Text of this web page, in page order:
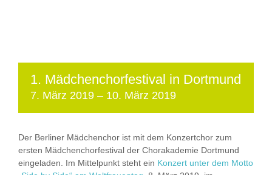
1. Mädchenchorfestival in Dortmund
7. März 2019 – 10. März 2019
Der Berliner Mädchenchor ist mit dem Konzertchor zum
ersten Mädchenchorfestival der Chorakademie Dortmund
eingeladen. Im Mittelpunkt steht ein Konzert unter dem Motto